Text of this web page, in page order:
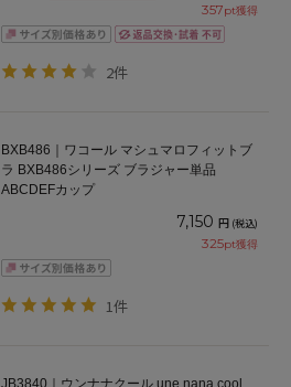
357pt獲得
2件
BXB486｜ワコール マシュマロフィットブ
ラ BXB486シリーズ ブラジャー単品
ABCDEFカップ
7,150 円 (税込)
325pt獲得
1件
JB3840｜ウンナナクール une nana cool